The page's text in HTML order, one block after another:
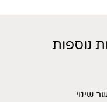
נוספות
שינוי